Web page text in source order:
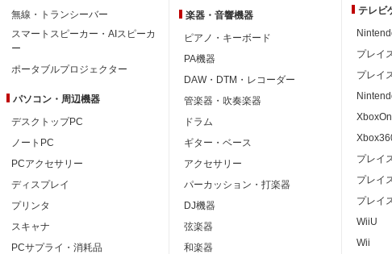
無線・トランシーバー
スマートスピーカー・AIスピーカ
ー
ポータブルプロジェクター
パソコン・周辺機器
デスクトップPC
ノートPC
PCアクセサリー
ディスプレイ
プリンタ
スキャナ
PCサプライ・消耗品
楽器・音響機器
ピアノ・キーボード
PA機器
DAW・DTM・レコーダー
管楽器・吹奏楽器
ドラム
ギター・ベース
アクセサリー
パーカッション・打楽器
DJ機器
弦楽器
和楽器
テレビ
プレイ
プレイ
プレイ
プレイ
プレイ
WiiU
Wii